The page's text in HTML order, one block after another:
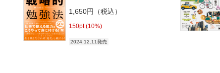
1,650円（税込）
150pt (10%)
2024.12.11発売